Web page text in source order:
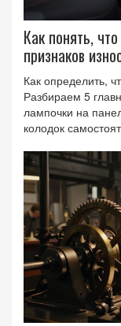
Как понять,
признаков
Как определить,
Разбираем 5
лампочки на
колодок